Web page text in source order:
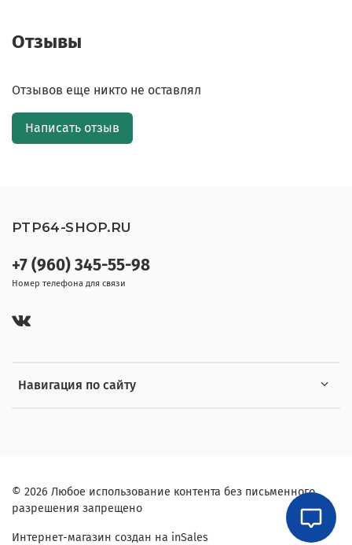
Отзывы
Отзывов еще никто не оставлял
Написать отзыв
Навигация по сайту
+7 (960) 345-55-98
Номер телефона для связи
PTP64-SHOP.RU
© 2026 Любое использование контента без письменного
разрешения запрещено
Интернет-магазин создан на inSales